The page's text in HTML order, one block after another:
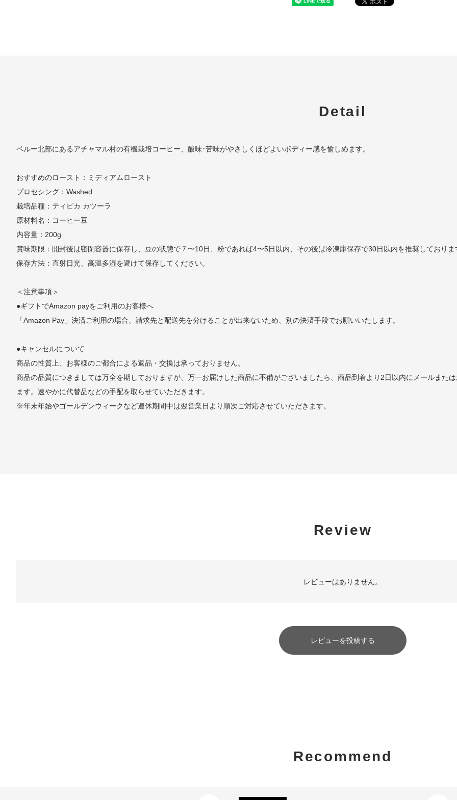
Detail
ペルー北部にあるアチャマル村の有機栽培コーヒー、酸味･苦味がやさしくほどよいボディー感を愉しめます。
おすすめのロースト：ミディアムロースト
プロセシング：Washed
栽培品種：ティピカ カツーラ
原材料名：コーヒー豆
内容量：200g
賞味期限：開封後は密閉容器に保存し、豆の状態で７〜10日、粉であれば4〜5日以内、その後は冷凍庫保存で30日以内を推奨しておりま
保存方法：直射日光、高温多湿を避けて保存してください。
＜注意事項＞
●ギフトでAmazon payをご利用のお客様へ
「Amazon Pay」決済ご利用の場合、請求先と配送先を分けることが出来ないため、別の決済手段でお願いいたします。
●キャンセルについて
商品の性質上、お客様のご都合による返品・交換は承っておりません。
商品の品質につきましては万全を期しておりますが、万一お届けした商品に不備がございましたら、商品到着より2日以内にメールまた
ます。速やかに代替品などの手配を取らせていただきます。
※年末年始やゴールデンウィークなど連休期間中は翌営業日より順次ご対応させていただきます。
Review
レビューはありません。
レビューを投稿する
Recommend